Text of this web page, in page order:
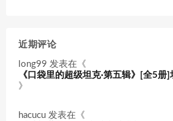
近期评论
long99 发表在《
《口袋里的超级坦克·第五辑》[全5册
》
hacucu 发表在《